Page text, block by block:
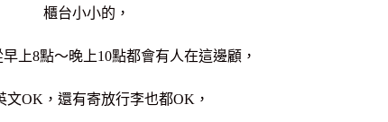
櫃台小小的，
上8點～晚上10點都會有人在這邊顧，
文OK，還有寄放行李也都OK，